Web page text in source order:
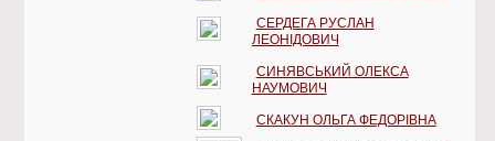
СЕРДЕГА РУСЛАН
ЛЕОНІДОВИЧ
СИНЯВСЬКИЙ ОЛЕКСА
НАУМОВИЧ
СКАКУН ОЛЬГА ФЕДОРІВНА